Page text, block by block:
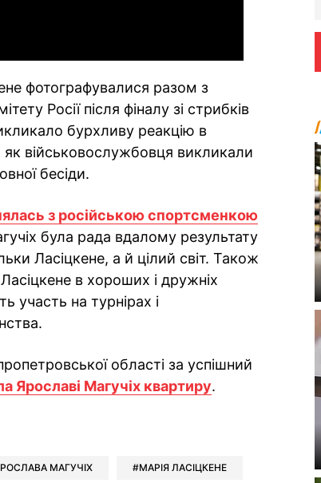
фотографувалися разом з
Росії після фіналу зі стрибків
бурхливу реакцію в
як військовослужбовця викликали
бесіди.
з російською спортсменкою
була рада вдалому результату
Ласіцкене, а й цілий світ. Також
в хороших і дружніх
участь на турнірах і
області за успішний
Ярославі Магучіх квартиру.
МАГУЧІХ МАРІЯ ЛАСІЦКЕНЕ